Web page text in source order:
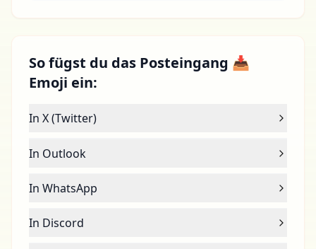
So fügst du das Posteingang 📥
Emoji ein:
In X (Twitter)
In Outlook
In WhatsApp
In Discord